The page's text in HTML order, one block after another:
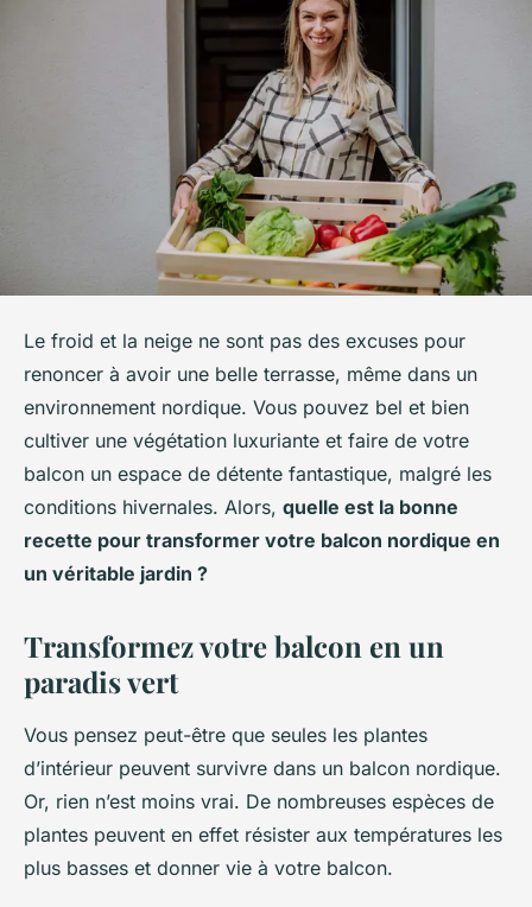
Le froid et la neige ne sont pas des excuses pour
renoncer à avoir une belle terrasse, même dans un
environnement nordique. Vous pouvez bel et bien
cultiver une végétation luxuriante et faire de votre
balcon un espace de détente fantastique, malgré les
conditions hivernales. Alors, quelle est la bonne
recette pour transformer votre balcon nordique en
un véritable jardin ?
Transformez votre balcon en un
paradis vert
Vous pensez peut-être que seules les plantes
d’intérieur peuvent survivre dans un balcon nordique.
Or, rien n’est moins vrai. De nombreuses espèces de
plantes peuvent en effet résister aux températures les
plus basses et donner vie à votre balcon.